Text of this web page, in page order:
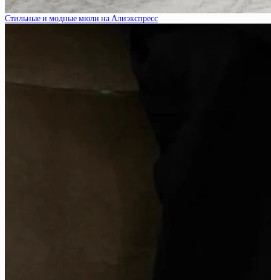
Стильные и модные мюли на Алиэкспресс